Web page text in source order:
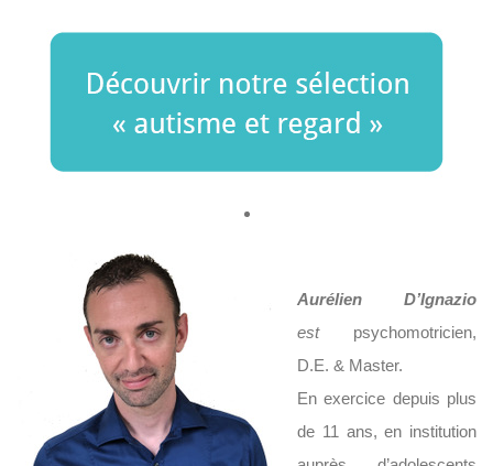
Aurélien D’Ignazio
est psychomotricien,
D.E. & Master.
En exercice depuis plus
de 11 ans, en institution